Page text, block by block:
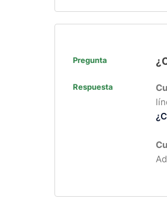
Pregunta
Respuesta